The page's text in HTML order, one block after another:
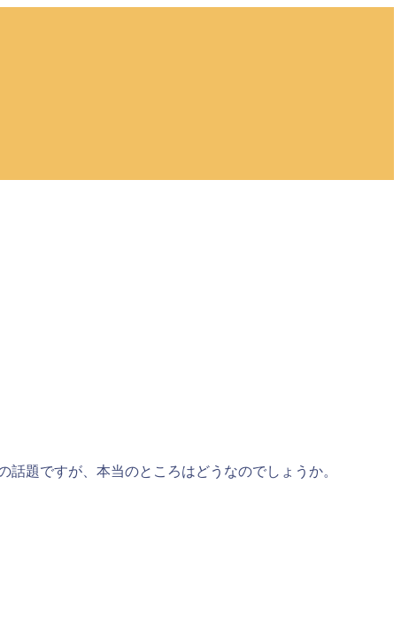
題ですが、本当のところはどうなのでしょうか。